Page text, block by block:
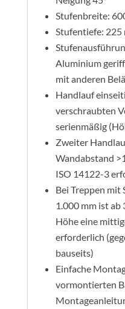
Stufenbreite:
Stufentiefe: 225
Aluminium
mit anderen
Handlauf
verschraubten
serienmäßig
Zweiter
Wandabstand
ISO 14122-3
Bei Treppen
1.000 mm ist ab
Höhe eine
erforderlich
bauseits)
Einfache
vormontierten